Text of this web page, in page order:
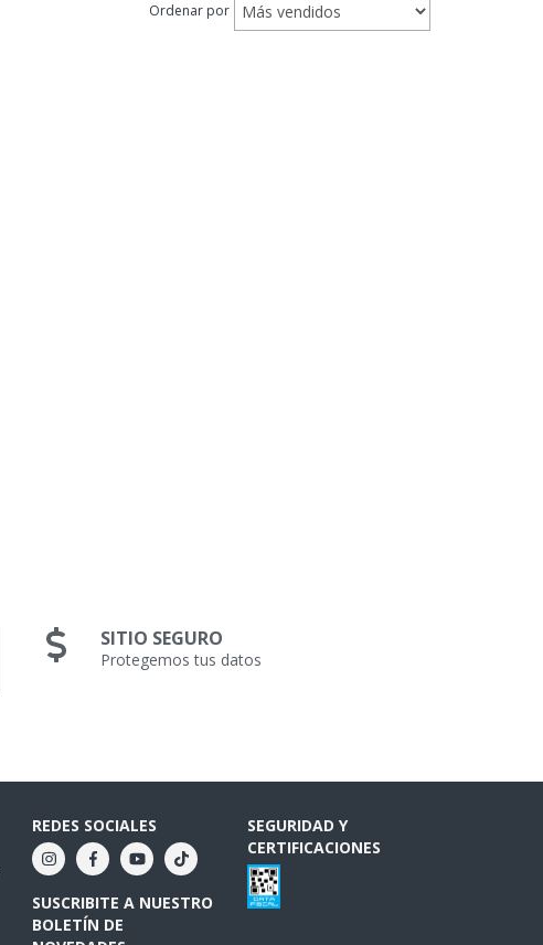
Ordenar por
SITIO SEGURO
Protegemos tus datos
REDES SOCIALES
SUSCRIBITE A NUESTRO
BOLETÍN DE
SEGURIDAD Y
CERTIFICACIONES